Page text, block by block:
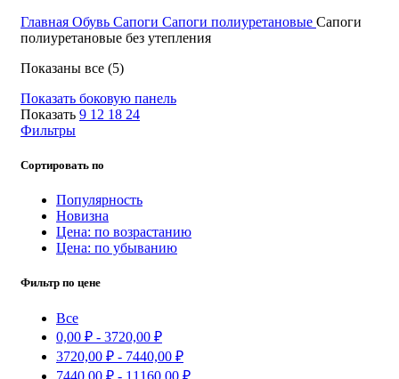
Главная Обувь Сапоги Сапоги полиуретановые Сапоги
полиуретановые без утепления
Показаны все (5)Сортировка:
недавние
Показать боковую панель
Показать 9 12 18 24
Фильтры
Сортировать по
Популярность
Новизна
Цена: по возрастанию
Цена: по убыванию
Фильтр по цене
Все
0,00 ₽ - 3720,00 ₽
3720,00 ₽ - 7440,00 ₽
7440,00 ₽ - 11160,00 ₽